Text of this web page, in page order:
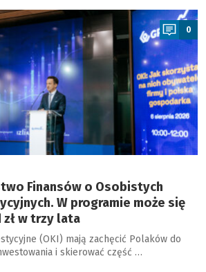
0
Finansów o Osobistych
W programie może się
zł w trzy lata
(OKI) mają zachęcić Polaków do
i skierować część …